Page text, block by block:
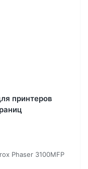
принтеров
Phaser 3100MFP